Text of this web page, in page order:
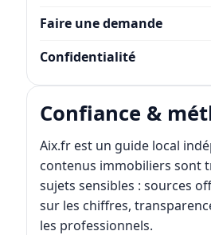
Faire une demande
Confidentialité
Confiance &
Aix.fr est un guide local
contenus immobiliers sont
sujets sensibles : sources
sur les chiffres,
les professionnels.